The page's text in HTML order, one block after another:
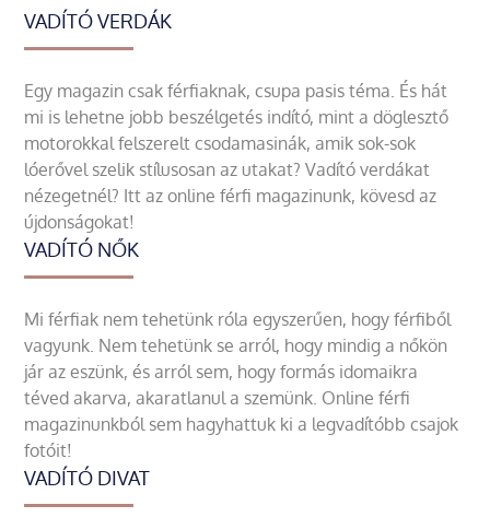
VADÍTÓ VERDÁK
Egy magazin csak férfiaknak, csupa pasis téma. És hát
mi is lehetne jobb beszélgetés indító, mint a döglesztő
motorokkal felszerelt csodamasinák, amik sok-sok
lóerővel szelik stílusosan az utakat? Vadító verdákat
nézegetnél? Itt az online férfi magazinunk, kövesd az
újdonságokat!
VADÍTÓ NŐK
Mi férfiak nem tehetünk róla egyszerűen, hogy férfiből
vagyunk. Nem tehetünk se arról, hogy mindig a nőkön
jár az eszünk, és arról sem, hogy formás idomaikra
téved akarva, akaratlanul a szemünk. Online férfi
magazinunkból sem hagyhattuk ki a legvadítóbb csajok
fotóit!
VADÍTÓ DIVAT